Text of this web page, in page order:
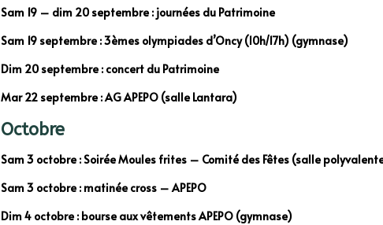
Sam 19 – dim 20 septembre : journées du Patrimoine
Sam 19 septembre : 3èmes olympiades d’Oncy (10h/17h) (gymnase)
Dim 20 septembre : concert du Patrimoine
Mar 22 septembre : AG APEPO (salle Lantara)
Octobre
Sam 3 octobre : Soirée Moules frites – Comité des Fêtes (salle
Sam 3 octobre : matinée cross – APEPO
Dim 4 octobre : bourse aux vêtements APEPO (gymnase)